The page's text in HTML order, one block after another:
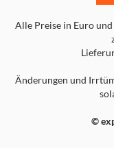
Alle Preise in Euro
Änderungen und
©